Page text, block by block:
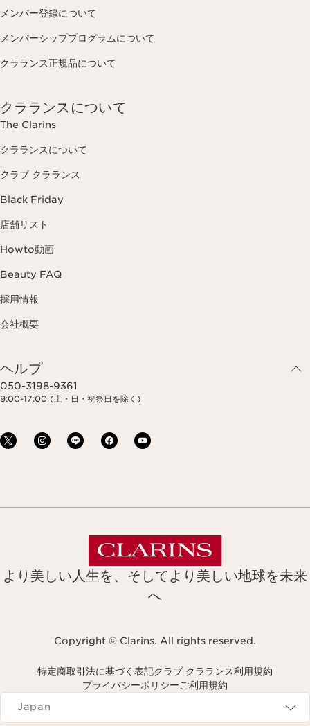
メンバー登録について
メンバーシッププログラムについて
クラランス正規品について
クラランスについて
The Clarins
クラランスについて
クラブ クラランス
Black Friday
店舗リスト
Howto動画
Beauty FAQ
採用情報
会社概要
ヘルプ
050-3198-9361
9:00-17:00 (土・日・祝祭日を除く)
より美しい人生を、そしてより美しい地球を未来
へ
Copyright © Clarins. All rights reserved.
特定商取引法に基づく表記クラブ クラランス利用規約
プライバシーポリシーご利用規約
Navigates to
Japan